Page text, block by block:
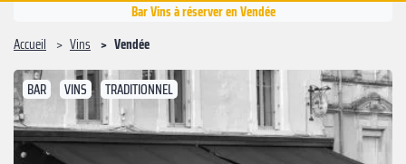
Bar Vins à réserver en Vendée
Accueil
Vins Vendée
BAR VINS TRADITIONNEL